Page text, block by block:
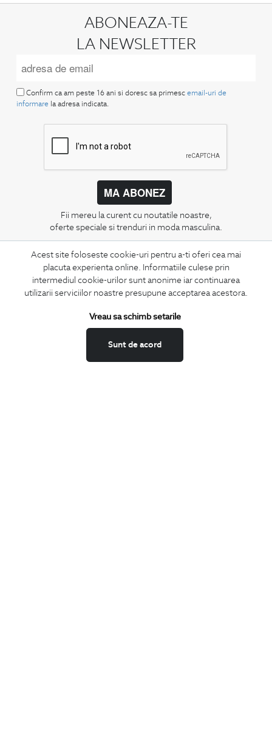
Acest site foloseste cookie-uri pentru a-ti oferi cea mai
placuta experienta online. Informatiile culese prin
intermediul cookie-urilor sunt anonime iar continuarea
utilizarii serviciilor noastre presupune acceptarea acestora.
Sunt de acord
Vreau sa schimb setarile
ABONEAZA-TE
LA NEWSLETTER
Confirm ca am peste 16 ani si doresc sa primesc email-uri de
informare la adresa indicata.
MA ABONEZ
Fii mereu la curent cu noutatile noastre,
oferte speciale si trenduri in moda masculina.
CONCIERGE
Termeni si conditii
Schimburi si retur
Feedback site
ANPC